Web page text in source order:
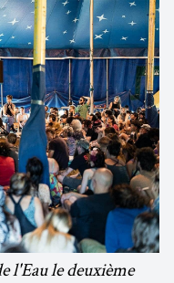
l'Eau le deuxième